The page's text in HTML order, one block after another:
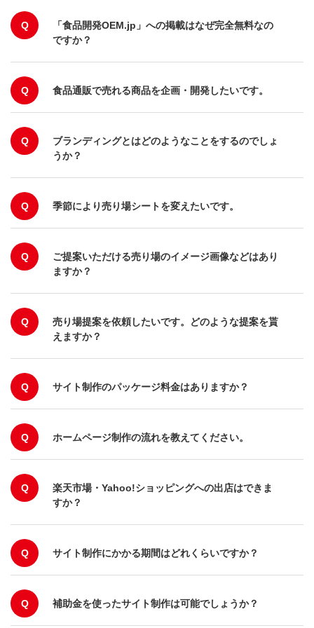
Q
「食品開発OEM.jp」への掲載はなぜ完全無料なの
ですか？
Q 食品通販で売れる商品を企画・開発したいです。
Q
ブランディングとはどのようなことをするのでしょ
うか？
Q 季節により売り場シートを変えたいです。
Q
ご提案いただける売り場のイメージ画像などはあり
ますか？
Q
売り場提案を依頼したいです。どのような提案を貰
えますか？
Q サイト制作のパッケージ料金はありますか？
Q ホームページ制作の流れを教えてください。
Q
楽天市場・Yahoo!ショッピングへの出店はできま
すか？
Q サイト制作にかかる期間はどれくらいですか？
Q 補助金を使ったサイト制作は可能でしょうか？